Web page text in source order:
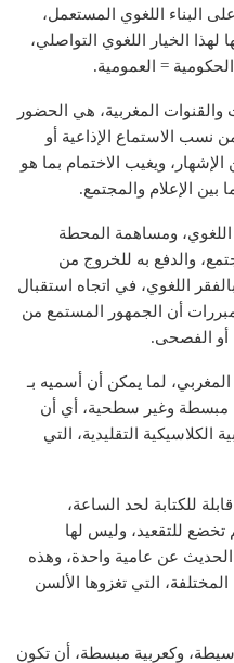
البناء اللغوي المستعمل،
الخيار اللغوي التواصلي،
= العمومية.
والقنوات المغربية، هي الحضور
نسب الاستماع الإذاعية أو
الإشهار، ويغيب الاختمام بما هو
بين الإعلام والمجتمع.
اللغوي، ومساهمة المحطة
والدفع به للخروج من
اللغوي، في اتجاه استقبال
أن الجمهور المستمع من
أو الفصحى.
لما يمكن أن أسميه بـ
مبسطة وغير سطحية، أي أن
التقليدية، التي
للكتابة لحد الساعة،
تخضع للتقعيد، وليس لها
عن عامية واحدة، وهذه
التي تغزوها الألسن
وسيطة، وكعربية مبسطة، أن تكون